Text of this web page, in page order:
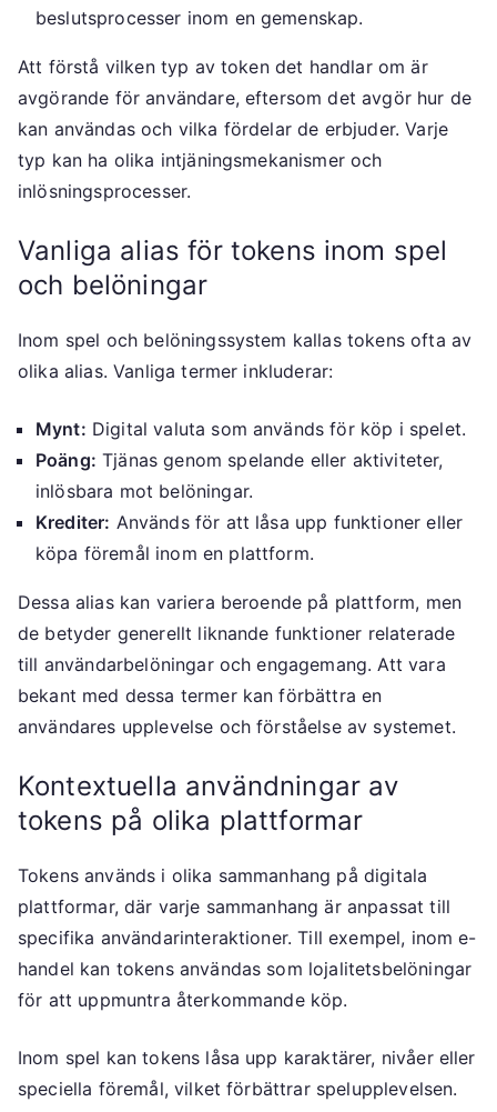
beslutsprocesser inom en gemenskap.
Att förstå vilken typ av token det handlar om är
avgörande för användare, eftersom det avgör hur de
kan användas och vilka fördelar de erbjuder. Varje
typ kan ha olika intjäningsmekanismer och
inlösningsprocesser.
Vanliga alias för tokens inom spel
och belöningar
Inom spel och belöningssystem kallas tokens ofta av
olika alias. Vanliga termer inkluderar:
Mynt: Digital valuta som används för köp i spelet.
Poäng: Tjänas genom spelande eller aktiviteter,
inlösbara mot belöningar.
Krediter: Används för att låsa upp funktioner eller
köpa föremål inom en plattform.
Dessa alias kan variera beroende på plattform, men
de betyder generellt liknande funktioner relaterade
till användarbelöningar och engagemang. Att vara
bekant med dessa termer kan förbättra en
användares upplevelse och förståelse av systemet.
Kontextuella användningar av
tokens på olika plattformar
Tokens används i olika sammanhang på digitala
plattformar, där varje sammanhang är anpassat till
specifika användarinteraktioner. Till exempel, inom e-
handel kan tokens användas som lojalitetsbelöningar
för att uppmuntra återkommande köp.
Inom spel kan tokens låsa upp karaktärer, nivåer eller
speciella föremål, vilket förbättrar spelupplevelsen.